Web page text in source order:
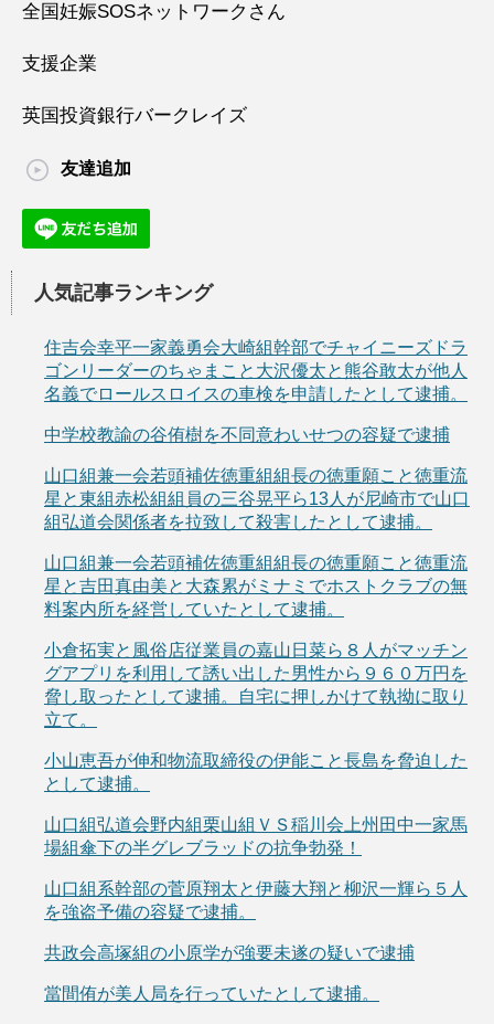
全国妊娠SOSネットワークさん
支援企業
英国投資銀行バークレイズ
友達追加
人気記事ランキング
住吉会幸平一家義勇会大崎組幹部でチャイニーズドラ
ゴンリーダーのちゃまこと大沢優太と熊谷敢太が他人
名義でロールスロイスの車検を申請したとして逮捕。
中学校教諭の谷侑樹を不同意わいせつの容疑で逮捕
山口組兼一会若頭補佐徳重組組長の徳重願こと徳重流
星と東組赤松組組員の三谷晃平ら13人が尼崎市で山口
組弘道会関係者を拉致して殺害したとして逮捕。
山口組兼一会若頭補佐徳重組組長の徳重願こと徳重流
星と吉田真由美と大森累がミナミでホストクラブの無
料案内所を経営していたとして逮捕。
小倉拓実と風俗店従業員の嘉山日菜ら８人がマッチン
グアプリを利用して誘い出した男性から９６０万円を
脅し取ったとして逮捕。自宅に押しかけて執拗に取り
立て。
小山恵吾が伸和物流取締役の伊能こと長島を脅迫した
として逮捕。
山口組弘道会野内組栗山組ＶＳ稲川会上州田中一家馬
場組傘下の半グレブラッドの抗争勃発！
山口組系幹部の菅原翔太と伊藤大翔と柳沢一輝ら５人
を強盗予備の容疑で逮捕。
共政会高塚組の小原学が強要未遂の疑いで逮捕
當間侑が美人局を行っていたとして逮捕。